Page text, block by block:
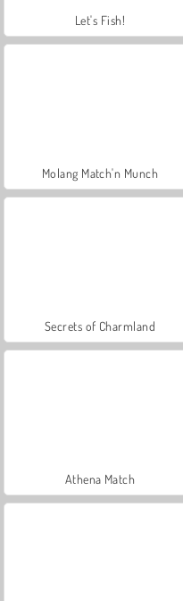
Let's Fish!
Molang Match'n Munch
Secrets of Charmland
Athena Match